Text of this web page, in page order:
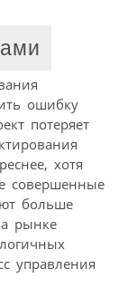
ошибку
потеряет
хотя
совершенные
больше
рынке
управления